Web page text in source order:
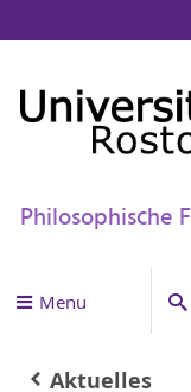
Philosophische
Menu
Aktuelles